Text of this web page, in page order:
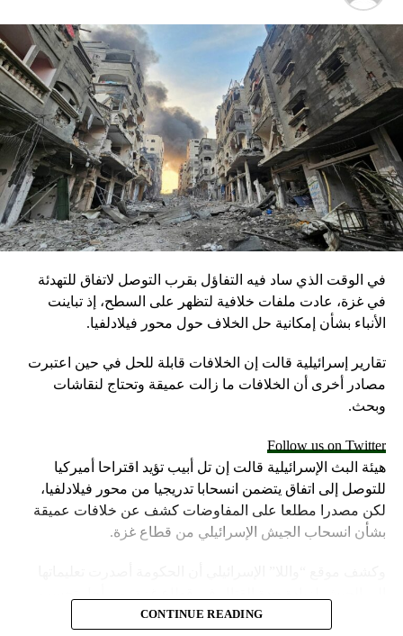
في الوقت الذي ساد فيه التفاؤل بقرب التوصل لاتفاق للتهدئة
في غزة، عادت ملفات خلافية لتظهر على السطح، إذ تباينت
الأنباء بشأن إمكانية حل الخلاف حول محور فيلادلفيا.
تقارير إسرائيلية قالت إن الخلافات قابلة للحل في حين اعتبرت
مصادر أخرى أن الخلافات ما زالت عميقة وتحتاج لنقاشات
وبحث.
Follow us on Twitter
هيئة البث الإسرائيلية قالت إن تل أبيب تؤيد اقتراحا أميركيا
للتوصل إلى اتفاق يتضمن انسحابا تدريجيا من محور فيلادلفيا،
لكن مصدرا مطلعا على المفاوضات كشف عن خلافات عميقة
بشأن انسحاب الجيش الإسرائيلي من قطاع غزة.
موقف إسرائيل في محادثات الهدنة.
CONTINUE READING